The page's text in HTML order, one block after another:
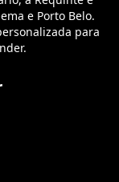
e Porto Belo.
para